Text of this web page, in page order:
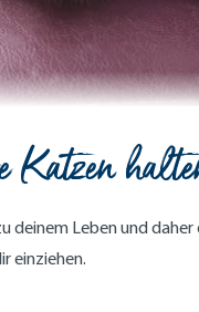
Katzen
deinem Leben und
einziehen.